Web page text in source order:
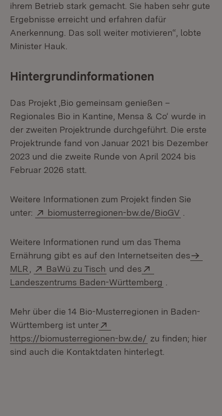
ihrem Betrieb stark gemacht. Sie haben sehr gute
Ergebnisse erreicht und erfahren dafür
Anerkennung. Das soll weiter motivieren“, lobte
Minister Hauk.
Hintergrundinformationen
Das Projekt ‚Bio gemeinsam genießen –
Regionales Bio in Kantine, Mensa & Co‘ wurde in
der zweiten Projektrunde durchgeführt. Die erste
Projektrunde fand von Januar 2021 bis Dezember
2023 und die zweite Runde von April 2024 bis
Februar 2026 statt.
Weitere Informationen zum Projekt finden Sie
unter:
Extern:
biomusterregionen-bw.de/BioGV
Weitere Informationen rund um das Thema
Ernährung gibt es auf den Internetseiten des
MLR
Extern:
BaWü zu Tisch (Öffnet in neuem Fenster)
und des
Landeszentrums Baden-Württemberg
Mehr über die 14 Bio-Musterregionen in Baden-
Württemberg ist unter
https://biomusterregionen-bw.de/ (Öffnet in neuem
zu finden; hier
sind auch die Kontaktdaten hinterlegt.